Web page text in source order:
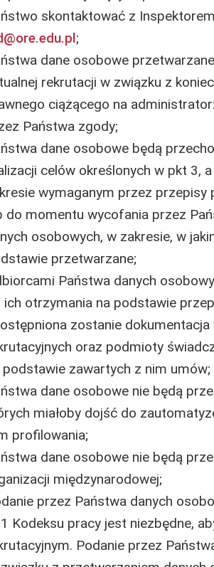
skontaktować z
;
dane osobowe
rekrutacji w związku z
ciążącego na
Państwa zgody;
dane osobowe będą
celów określonych w pkt 3,
wymaganym przez
do momentu wycofania przez
osobowych, w zakresie, w
przetwarzane;
Państwa danych
ich otrzymania na podstawie
zostanie
oraz podmioty
podstawie zawartych z nim umów;
dane osobowe nie będą
miałoby dojść do
profilowania;
dane osobowe nie będą
międzynarodowej;
przez Państwa danych
Kodeksu pracy jest niezbędne,
Podanie przez